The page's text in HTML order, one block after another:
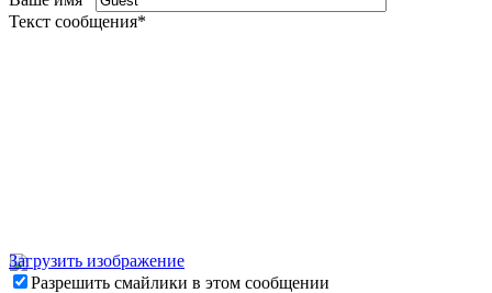
Текст сообщения*
Загрузить изображение
Разрешить смайлики в этом сообщении